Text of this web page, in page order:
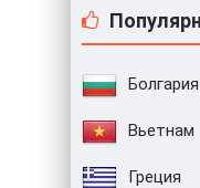
Болгария
Вьетнам
Греция